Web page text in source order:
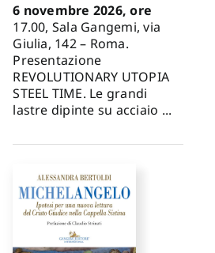
6 novembre 2026, ore
17.00, Sala Gangemi, via
Giulia, 142 – Roma.
Presentazione
REVOLUTIONARY UTOPIA
STEEL TIME. Le grandi
lastre dipinte su acciaio ...